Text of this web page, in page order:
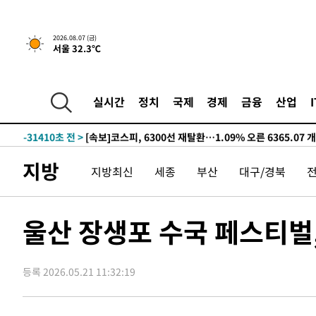
2026.08.07 (금)
서울 32.3℃
실시간 정치 국제 경제 금융 산업
-32024초 전 >[속보]경찰·노동부, HL만도 평택사업장 끼임 사망 관련
-31905초 전 >[속보]합수본, '투표율 허위 입력' 중앙·서울·경기도 선
-31456초 전 >
[속보]삼성전자·SK하이닉스 동반 강보합…1%대 상승
-31442초 전 >
-31410초 전 > [속보]코스피, 6300선 재탈환…1.09% 오른 6365.07
태
-27873초 전 >
입추에도 극한더위…서울 낮 39도 '폭염중대경보'
-22837초 전 >이란, 호르무즈서 "적국 목표물들"과 대치로 남부 케슘
발효
-19703초 전 >[속보]트럼프, 美 원정출산 금지 행정명령 서명
-32024초 전 >[속보]경찰·노동부, HL만도 평택사업장 끼임 사망 관련
-31905초 전 >[속보]합수본, '투표율 허위 입력' 중앙·서울·경기도 선
지방 지방최신 세종 부산 대구/경북
울산 장생포 수국 페스티
등록 2026.05.21 11:32:19